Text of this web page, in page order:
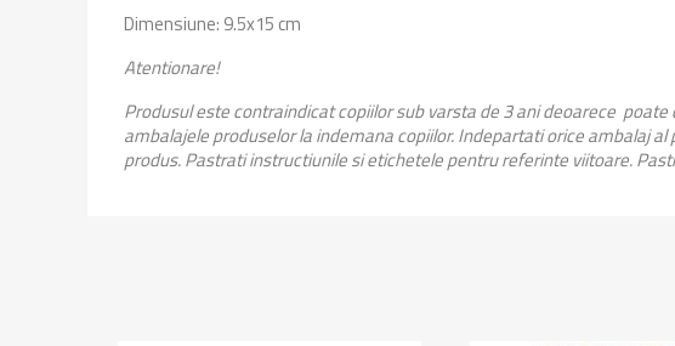
Dimensiune: 9.5x15 cm
Atentionare!
Produsul este contraindicat copiilor sub varsta de 3 ani deoarece
ambalajele produselor la indemana copiilor. Indepartati orice ambalaj
produs. Pastrati instructiunile si etichetele pentru referinte viitoare.